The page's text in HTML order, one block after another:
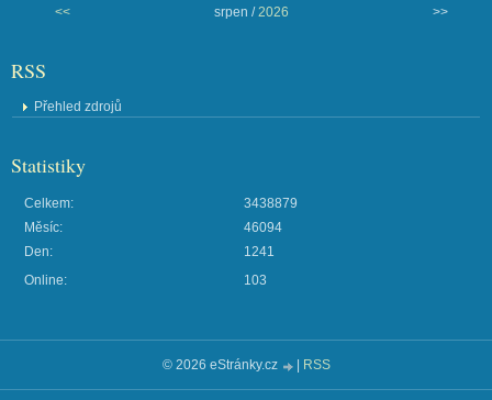
<< srpen /2026 >>
RSS
Přehled zdrojů
Statistiky
Online: 103
Celkem:
3438879
Měsíc:
46094
Den:
1241
© 2026 eStránky.cz | RSS